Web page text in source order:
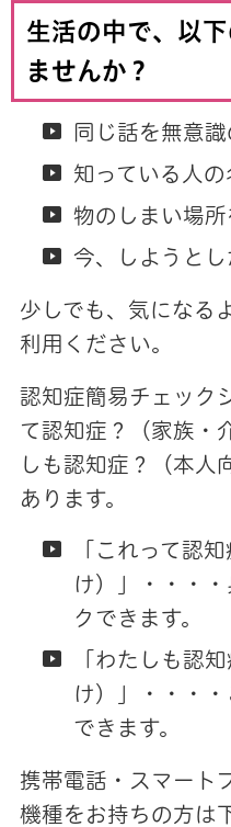
生活の中で、以
ませんか？
同じ話を無意識
知っている人の
物のしまい場所
今、しようと
少しでも、気になる
利用ください。
認知症簡易チェック
て認知症？（家族・
しも認知症？（本人
あります。
「これって認
け）」・・・
クできます。
「わたしも認
け）」・・・
できます。
携帯電話・スマート
機種をお持ちの方は